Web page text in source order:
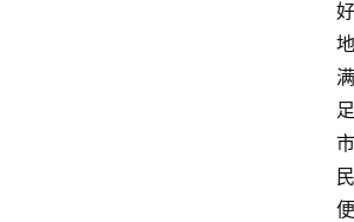
好
地
满
足
市
民
便